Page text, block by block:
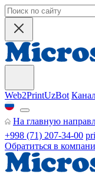
Web2PrintUzBot
На главную
+998 (71) 207-34-00
Обратиться в